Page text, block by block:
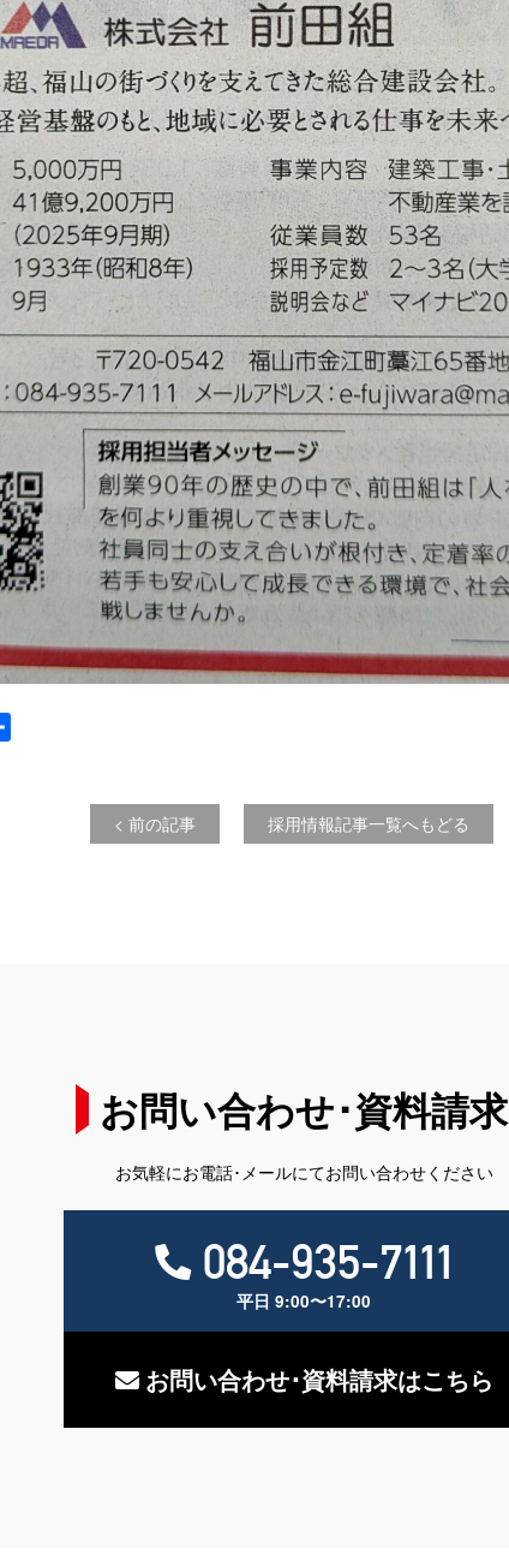
< 前の記事 採用情報記事一覧へもどる
お問い合わせ･資料請求
お気軽にお電話･メールにてお問い合わせください
084-935-7111
平日 9:00〜17:00
お問い合わせ･資料請求はこちら